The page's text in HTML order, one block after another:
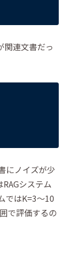
関連文書だっ
にノイズが少
システム
ではK=3〜10
で評価するの